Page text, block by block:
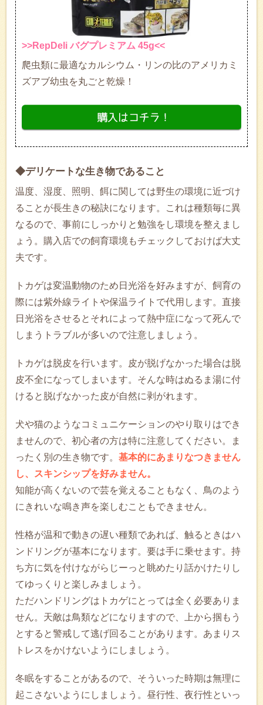
>>RepDeli バグプレミアム 45g<<
爬虫類に最適なカルシウム・リンの比のアメリカミ
ズアブ幼虫を丸ごと乾燥！
◆デリケートな生き物であること
温度、湿度、照明、餌に関しては野生の環境に近づけ
ることが長生きの秘訣になります。これは種類毎に異
なるので、事前にしっかりと勉強をし環境を整えまし
ょう。購入店での飼育環境もチェックしておけば大丈
夫です。
トカゲは変温動物のため日光浴を好みますが、飼育の
際には紫外線ライトや保温ライトで代用します。直接
日光浴をさせるとそれによって熱中症になって死んで
しまうトラブルが多いので注意しましょう。
トカゲは脱皮を行います。皮が脱げなかった場合は脱
皮不全になってしまいます。そんな時はぬるま湯に付
けると脱げなかった皮が自然に剥がれます。
犬や猫のようなコミュニケーションのやり取りはでき
ませんので、初心者の方は特に注意してください。ま
ったく別の生き物です。 基本的にあまりなつきません
し、スキンシップを好みません。
知能が高くないので芸を覚えることもなく、鳥のよう
にきれいな鳴き声を楽しむこともできません。
性格が温和で動きの遅い種類であれば、触るときはハ
ンドリングが基本になります。要は手に乗せます。持
ち方に気を付けながらじーっと眺めたり話かけたりし
てゆっくりと楽しみましょう。
ただハンドリングはトカゲにとっては全く必要ありま
せん。天敵は鳥類などになりますので、上から掴もう
とすると警戒して逃げ回ることがあります。あまりス
トレスをかけないようにしましょう。
冬眠をすることがあるので、そういった時期は無理に
起こさないようにしましょう。昼行性、夜行性といっ